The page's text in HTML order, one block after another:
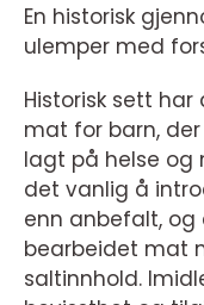
En historisk
ulemper med
Historisk sett
mat for barn,
lagt på helse og
det vanlig å
enn anbefalt, og
bearbeidet mat
saltinnhold.